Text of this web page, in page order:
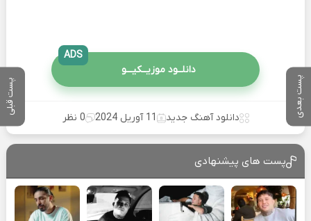
پست بعدی پست قبلی
دانلــود موزیــکیـــو
ADS
دانلود آهنگ جدید 11 آوریل 2024 0 نظر
پست های پیشنهادی